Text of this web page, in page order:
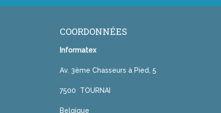
COORDONNÉES
Informatex
Av. 3ème Chasseurs à Pied, 5
7500 TOURNAI
Belgique